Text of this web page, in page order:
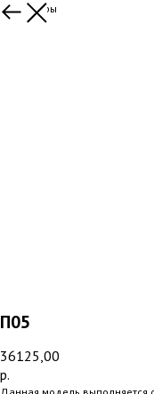
Все товары
П05
36125,00
р.